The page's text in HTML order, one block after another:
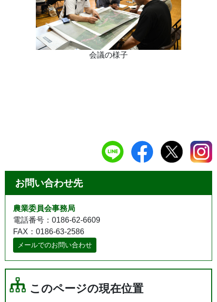
会議の様子
お問い合わせ先
農業委員会事務局
電話番号：0186-62-6609
FAX：0186-63-2586
メールでのお問い合わせ
このページの現在位置